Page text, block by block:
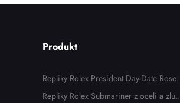
Produkt
Repliky Rolex President Day-Date Rose
Gold Chocolate Dial Panske hodinek 11
Repliky Rolex Submariner z oceli a zlute